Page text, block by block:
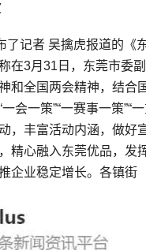
了记者 吴擒虎报道的《
在3月31日，东莞市委
和全国两会精神，结合
会一策”“一赛事一策
，丰富活动内涵，做好
精心融入东莞优品，发
企业稳定增长。各镇街